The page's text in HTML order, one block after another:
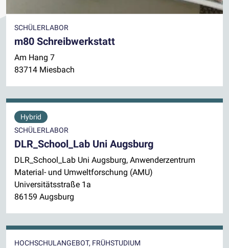
SCHÜLERLABOR
m80 Schreibwerkstatt
Am Hang 7
83714 Miesbach
Hybrid
SCHÜLERLABOR
DLR_School_Lab Uni Augsburg
DLR_School_Lab Uni Augsburg, Anwenderzentrum
Material- und Umweltforschung (AMU)
Universitätsstraße 1a
86159 Augsburg
HOCHSCHULANGEBOT, FRÜHSTUDIUM